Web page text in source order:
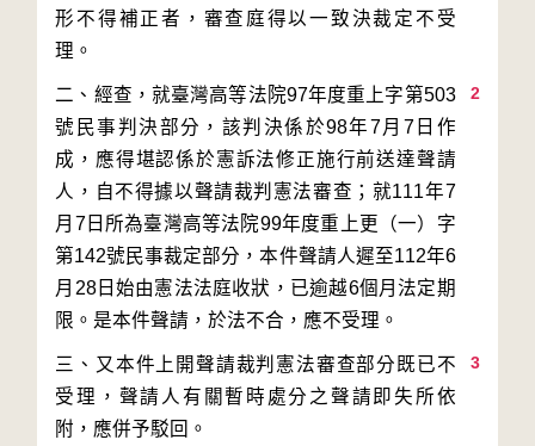
形不得補正者，審查庭得以一致決裁定不受
2
二、經查，就臺灣高等法院97年度重上字第503
號民事判決部分，該判決係於98年7月7日作
成，應得堪認係於憲訴法修正施行前送達聲請
人，自不得據以聲請裁判憲法審查；就111年7
月7日所為臺灣高等法院99年度重上更（一）字
第142號民事裁定部分，本件聲請人遲至112年6
月28日始由憲法法庭收狀，已逾越6個月法定期
3
三、又本件上開聲請裁判憲法審查部分既已不
受理，聲請人有關暫時處分之聲請即失所依
附，應併予駁回。